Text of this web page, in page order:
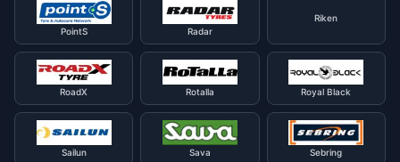
PointS Radar
Riken
RoadX Rotalla Royal Black
Sailun Sava Sebring